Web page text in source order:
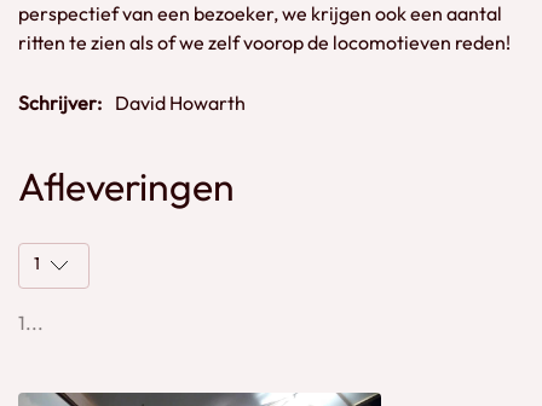
Afleveringen
1
1...
perspectief van een bezoeker, we krijgen ook een aantal
ritten te zien als of we zelf voorop de locomotieven reden!
Schrijver: David Howarth